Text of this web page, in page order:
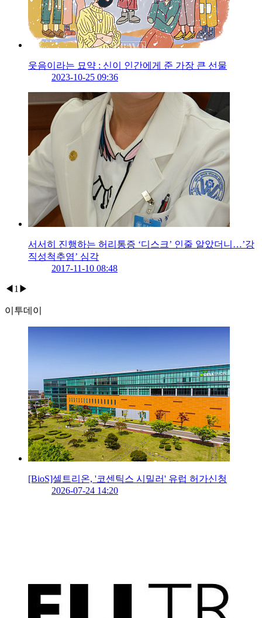
웃음이라는 묘약 : 신이 인간에게 준 가장 큰 선물
2023-10-25 09:36
서서히 진행하는 허리통증 ‘디스크’ 인줄 알았더니…’강
직성척추염’ 심각
2017-11-10 08:48
◀ 1 ▶
이투데이
[BioS]셀트리온, '코센틱스 시밀러' 유럽 허가신청
2026-07-24 14:20